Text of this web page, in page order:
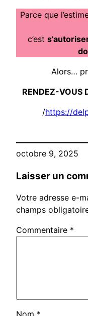
Parce que
c’est
Alors…
RENDEZ-VOUS
/https://
octobre 9, 2025
Laisser un
Votre adresse e-
champs
Commentaire *
Nom *